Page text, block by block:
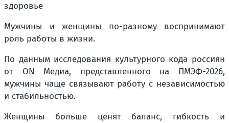
здоровье
Мужчины и женщины по-разному воспринимают
роль работы в жизни.
По данным исследования культурного кода россиян
от ON Медиа, представленного на ПМЭФ-2026,
мужчины чаще связывают работу с независимостью
и стабильностью.
Женщины больше ценят баланс, гибкость и